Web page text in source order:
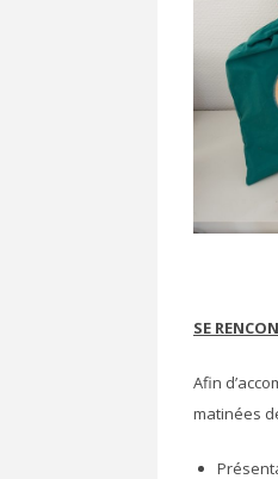
SE
Afin
matinées